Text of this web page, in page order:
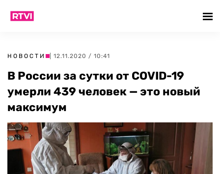
НОВОСТИ | 12.11.2020 / 10:41
В России за сутки от COVID-19
умерли 439 человек — это новый
максимум